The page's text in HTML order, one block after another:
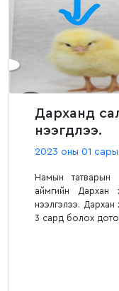
Дарханд
нээгдлээ.
2023 оны 01
Намын
аймгийн Дархан
нээлгэлээ.
3 сард болох